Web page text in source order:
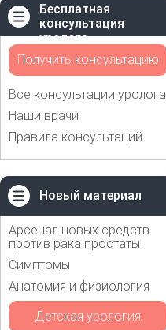
Бесплатная
консультация
уролога
Получить консультацию
Все консультации уролога
Наши врачи
Правила консультаций
Новый материал
Арсенал новых средств
против рака простаты
Симптомы
Анатомия и физиология
Детская урология